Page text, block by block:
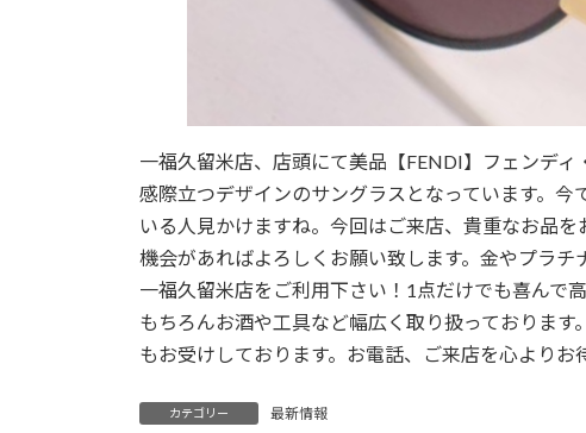
一福久留米店、店頭にて美品【FENDI】フェンデ
感際立つデザインのサングラスとなっています。
いる人見かけますね。今回はご来店、貴重なお品
機会があればよろしくお願い致します。金やプラ
一福久留米店をご利用下さい！1点だけでも喜んで
もちろんお酒や工具など幅広く取り扱っておりま
もお受けしております。お電話、ご来店を心よりお
カテゴリー 最新情報